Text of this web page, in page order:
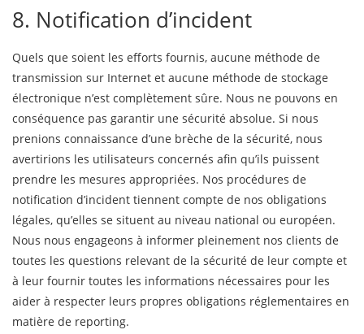
8. Notification d’incident
Quels que soient les efforts fournis, aucune méthode de
transmission sur Internet et aucune méthode de stockage
électronique n’est complètement sûre. Nous ne pouvons en
conséquence pas garantir une sécurité absolue. Si nous
prenions connaissance d’une brèche de la sécurité, nous
avertirions les utilisateurs concernés afin qu’ils puissent
prendre les mesures appropriées. Nos procédures de
notification d’incident tiennent compte de nos obligations
légales, qu’elles se situent au niveau national ou européen.
Nous nous engageons à informer pleinement nos clients de
toutes les questions relevant de la sécurité de leur compte et
à leur fournir toutes les informations nécessaires pour les
aider à respecter leurs propres obligations réglementaires en
matière de reporting.